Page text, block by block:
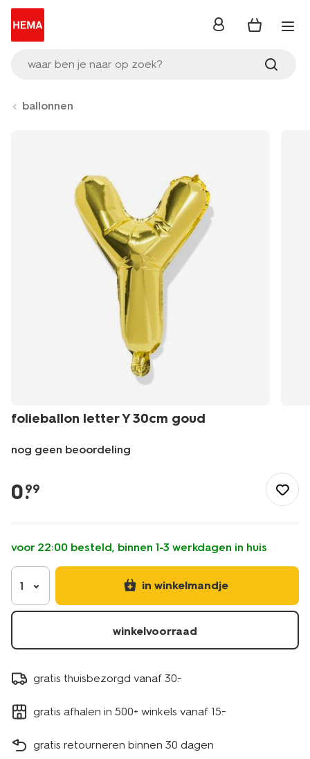
waar ben je naar op zoek?
inloggen
ballonnen
folieballon letter Y 30cm goud
nog geen beoordeling
cadeau/versiering/ballonnen/folieballon-
letter-
30cm-
goud-
14260055.html
0.
99
voor 22:00 besteld, binnen 1-3 werkdagen in huis
1 in winkelmandje
winkelvoorraad
gratis thuisbezorgd vanaf 30.-
gratis afhalen in 500+ winkels vanaf 15.-
gratis retourneren binnen 30 dagen